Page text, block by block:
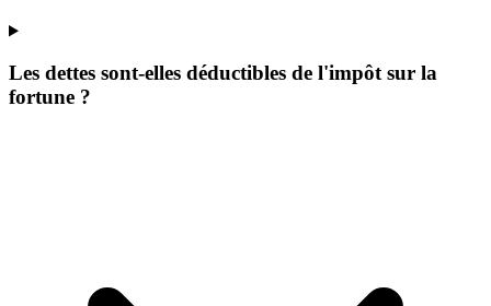
Les dettes sont-elles déductibles de l'impôt sur la
fortune ?